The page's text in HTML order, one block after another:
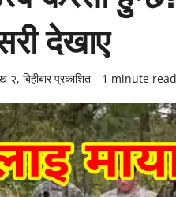
देखाए
२, बिहीबार प्रकाशित 1 minute read